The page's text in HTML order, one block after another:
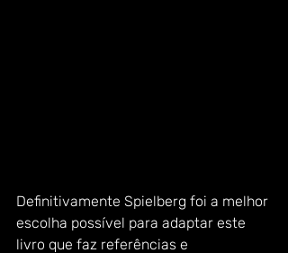
Definitivamente Spielberg foi a melhor
escolha possível para adaptar este
livro que faz referências e